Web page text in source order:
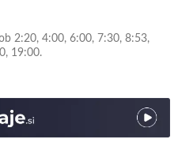
2:20, 4:00, 6:00, 7:30, 8:53,
19:00.